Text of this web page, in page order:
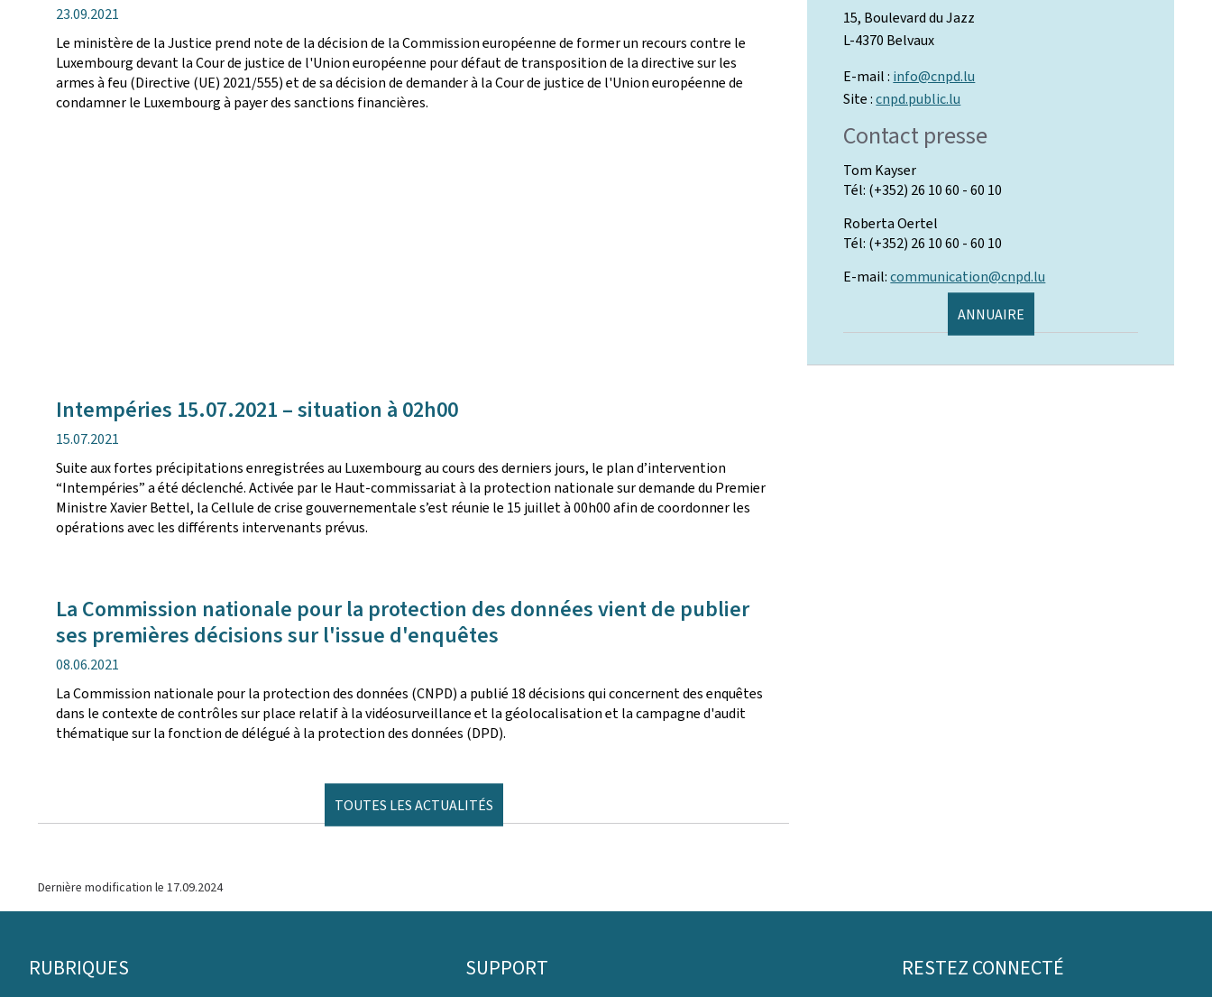
date
de
publication
23.09.2021
Le ministère de la Justice prend note de la décision de la Commission européenne de former un recours contre le
Luxembourg devant la Cour de justice de l'Union européenne pour défaut de transposition de la directive sur les
armes à feu (Directive (UE) 2021/555) et de sa décision de demander à la Cour de justice de l'Union européenne de
condamner le Luxembourg à payer des sanctions financières.
Intempéries 15.07.2021 – situation à 02h00
date
de
publication
15.07.2021
Suite aux fortes précipitations enregistrées au Luxembourg au cours des derniers jours, le plan d’intervention
“Intempéries” a été déclenché. Activée par le Haut-commissariat à la protection nationale sur demande du Premier
Ministre Xavier Bettel, la Cellule de crise gouvernementale s’est réunie le 15 juillet à 00h00 afin de coordonner les
opérations avec les différents intervenants prévus.
La Commission nationale pour la protection des données vient de publier
ses premières décisions sur l'issue d'enquêtes
date
de
publication
08.06.2021
La Commission nationale pour la protection des données (CNPD) a publié 18 décisions qui concernent des enquêtes
dans le contexte de contrôles sur place relatif à la vidéosurveillance et la géolocalisation et la campagne d'audit
thématique sur la fonction de délégué à la protection des données (DPD).
TOUTES LES ACTUALITÉS
15, Boulevard du Jazz
L-4370 Belvaux
E-mail : info@cnpd.lu
Site :cnpd.public.lu
Contact presse
Tom Kayser
Tél: (+352) 26 10 60 - 60 10
Roberta Oertel
Tél: (+352) 26 10 60 - 60 10
E-mail:communication@cnpd.lu
ANNUAIRE
Dernière modification le 17.09.2024
Pied
RUBRIQUES SUPPORT RESTEZ CONNECTÉ